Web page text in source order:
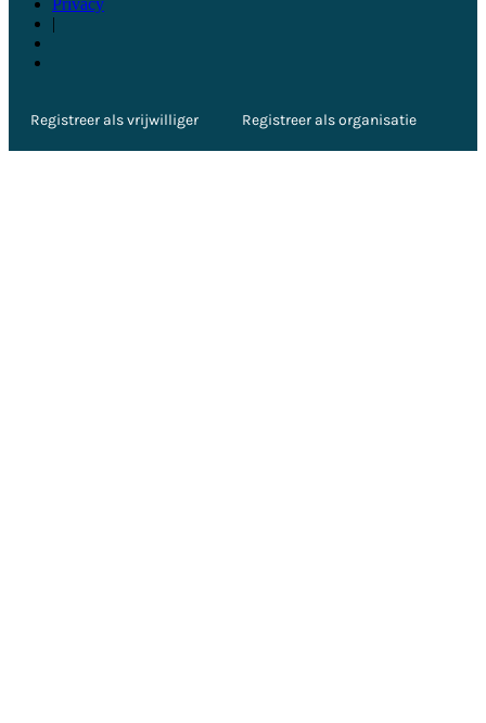
Privacy
|
Registreer als vrijwilliger Registreer als organisatie